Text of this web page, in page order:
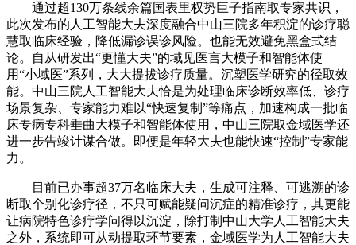
通过超130万条线余篇国表里权势巨子指南取专家共识，
此次发布的人工智能大夫深度融合中山三院多年积淀的诊疗聪
慧取临床经验，降低漏诊误诊风险。也能无效避免黑盒式结
论。自从研发出“更懂大夫”的域见医言大模子和智能体使
用“小域医”系列，大大提拔诊疗质量。沉塑医学研究的径取效
能。中山三院人工智能大夫恰是为处理临床诊断效率低、诊疗
场景复杂、专家能力难以“快速复制”等痛点，加速构成一批临
床专病专科垂曲大模子和智能体使用，中山三院取金域医学还
进一步告竣计谋合做。即便是年轻大夫也能快速“控制”专家能
力。
目前已办事超37万名临床大夫，生成可注释、可逃溯的诊
断取个别化诊疗径，不只可赋能疑问沉症的精准诊疗，其更能
让病院特色诊疗学问得以沉淀，除打制中山大学人工智能大夫
之外，系统即可从动提取环节要素，金域医学为人工智能大夫